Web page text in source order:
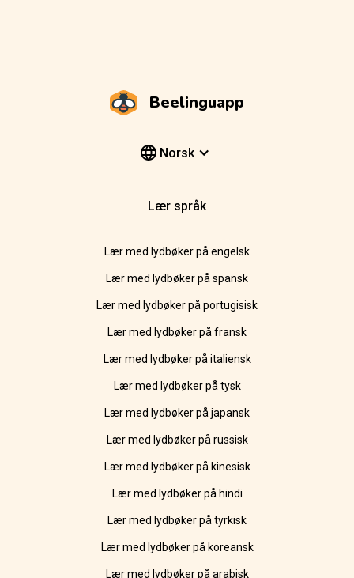
Beelinguapp
Norsk
Lær språk
Lær med lydbøker på engelsk
Lær med lydbøker på spansk
Lær med lydbøker på portugisisk
Lær med lydbøker på fransk
Lær med lydbøker på italiensk
Lær med lydbøker på tysk
Lær med lydbøker på japansk
Lær med lydbøker på russisk
Lær med lydbøker på kinesisk
Lær med lydbøker på hindi
Lær med lydbøker på tyrkisk
Lær med lydbøker på koreansk
Lær med lydbøker på arabisk